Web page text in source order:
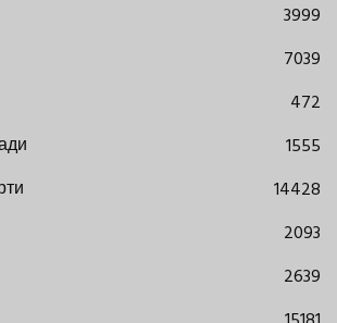
3999
7039
472
1555
14428
2093
2639